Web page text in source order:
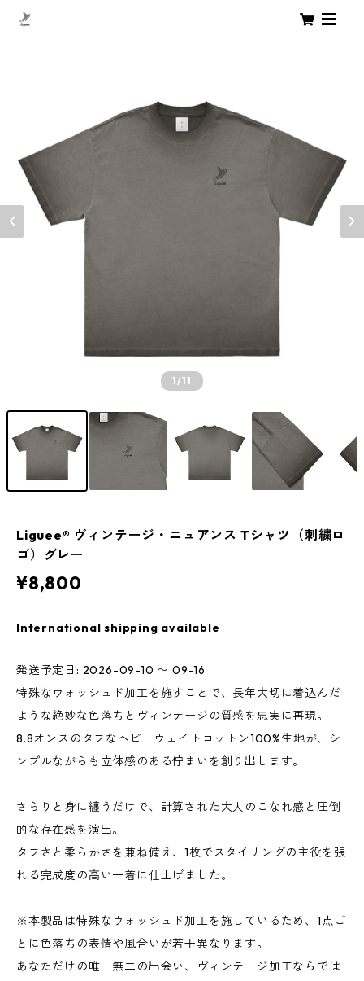
1/11
Liguee®️ ヴィンテージ・ニュアンス Tシャツ（刺繍ロ
ゴ）グレー
¥8,800
International shipping available
発送予定日: 2026-09-10 〜 09-16
特殊なウォッシュド加工を施すことで、長年大切に着込んだ
ような絶妙な色落ちとヴィンテージの質感を忠実に再現。
8.8オンスのタフなヘビーウェイトコットン100%生地が、シ
ンプルながらも立体感のある佇まいを創り出します。
さらりと身に纏うだけで、計算された大人のこなれ感と圧倒
的な存在感を演出。
タフさと柔らかさを兼ね備え、1枚でスタイリングの主役を張
れる完成度の高い一着に仕上げました。
※本製品は特殊なウォッシュド加工を施しているため、1点ご
とに色落ちの表情や風合いが若干異なります。
あなただけの唯一無二の出会い、ヴィンテージ加工ならでは